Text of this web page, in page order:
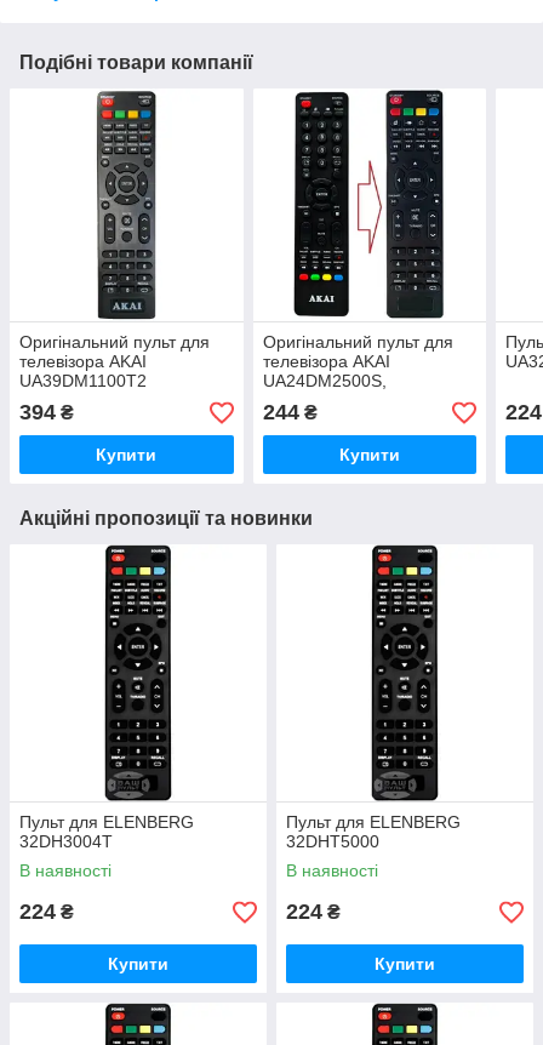
Подібні товари компанії
Оригінальний пульт для
телевізора AKAI
UA39DM1100T2
394 ₴
Купити
Оригінальний пульт для
телевізора AKAI
UA24DM2500S,
UA32DM1100S
244₴
Купити
224
Акційні пропозиції та новинки
Пульт для ELENBERG
32DH3004T
В наявності
224 ₴
Купити
Пульт для ELENBERG
32DHT5000
В наявності
224 ₴
Купити